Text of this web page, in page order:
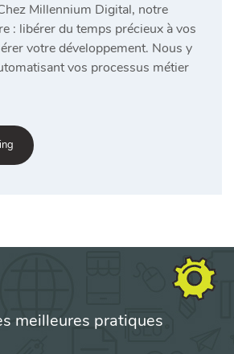
Millennium Digital, notre
: libérer du temps précieux à vos
votre développement. Nous y
vos processus métier
meilleures pratiques